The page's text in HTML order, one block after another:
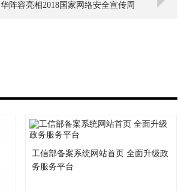
华阵容亮相2018国家网络安全宣传周
工信部备案系统网站首页 全面升级政
务服务平台